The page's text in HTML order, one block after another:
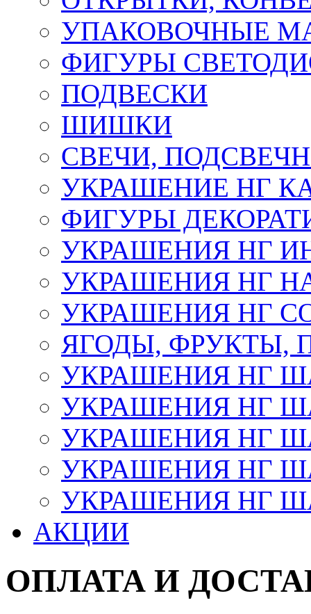
УПАКОВОЧНЫЕ
ФИГУРЫ
ПОДВЕСКИ
ШИШКИ
СВЕЧИ,
УКРАШЕНИЕ НГ
ФИГУРЫ
УКРАШЕНИЯ НГ
УКРАШЕНИЯ НГ
УКРАШЕНИЯ НГ
ЯГОДЫ, ФРУКТЫ,
УКРАШЕНИЯ НГ
УКРАШЕНИЯ НГ
УКРАШЕНИЯ НГ
УКРАШЕНИЯ НГ
УКРАШЕНИЯ НГ
АКЦИИ
ОПЛАТА И